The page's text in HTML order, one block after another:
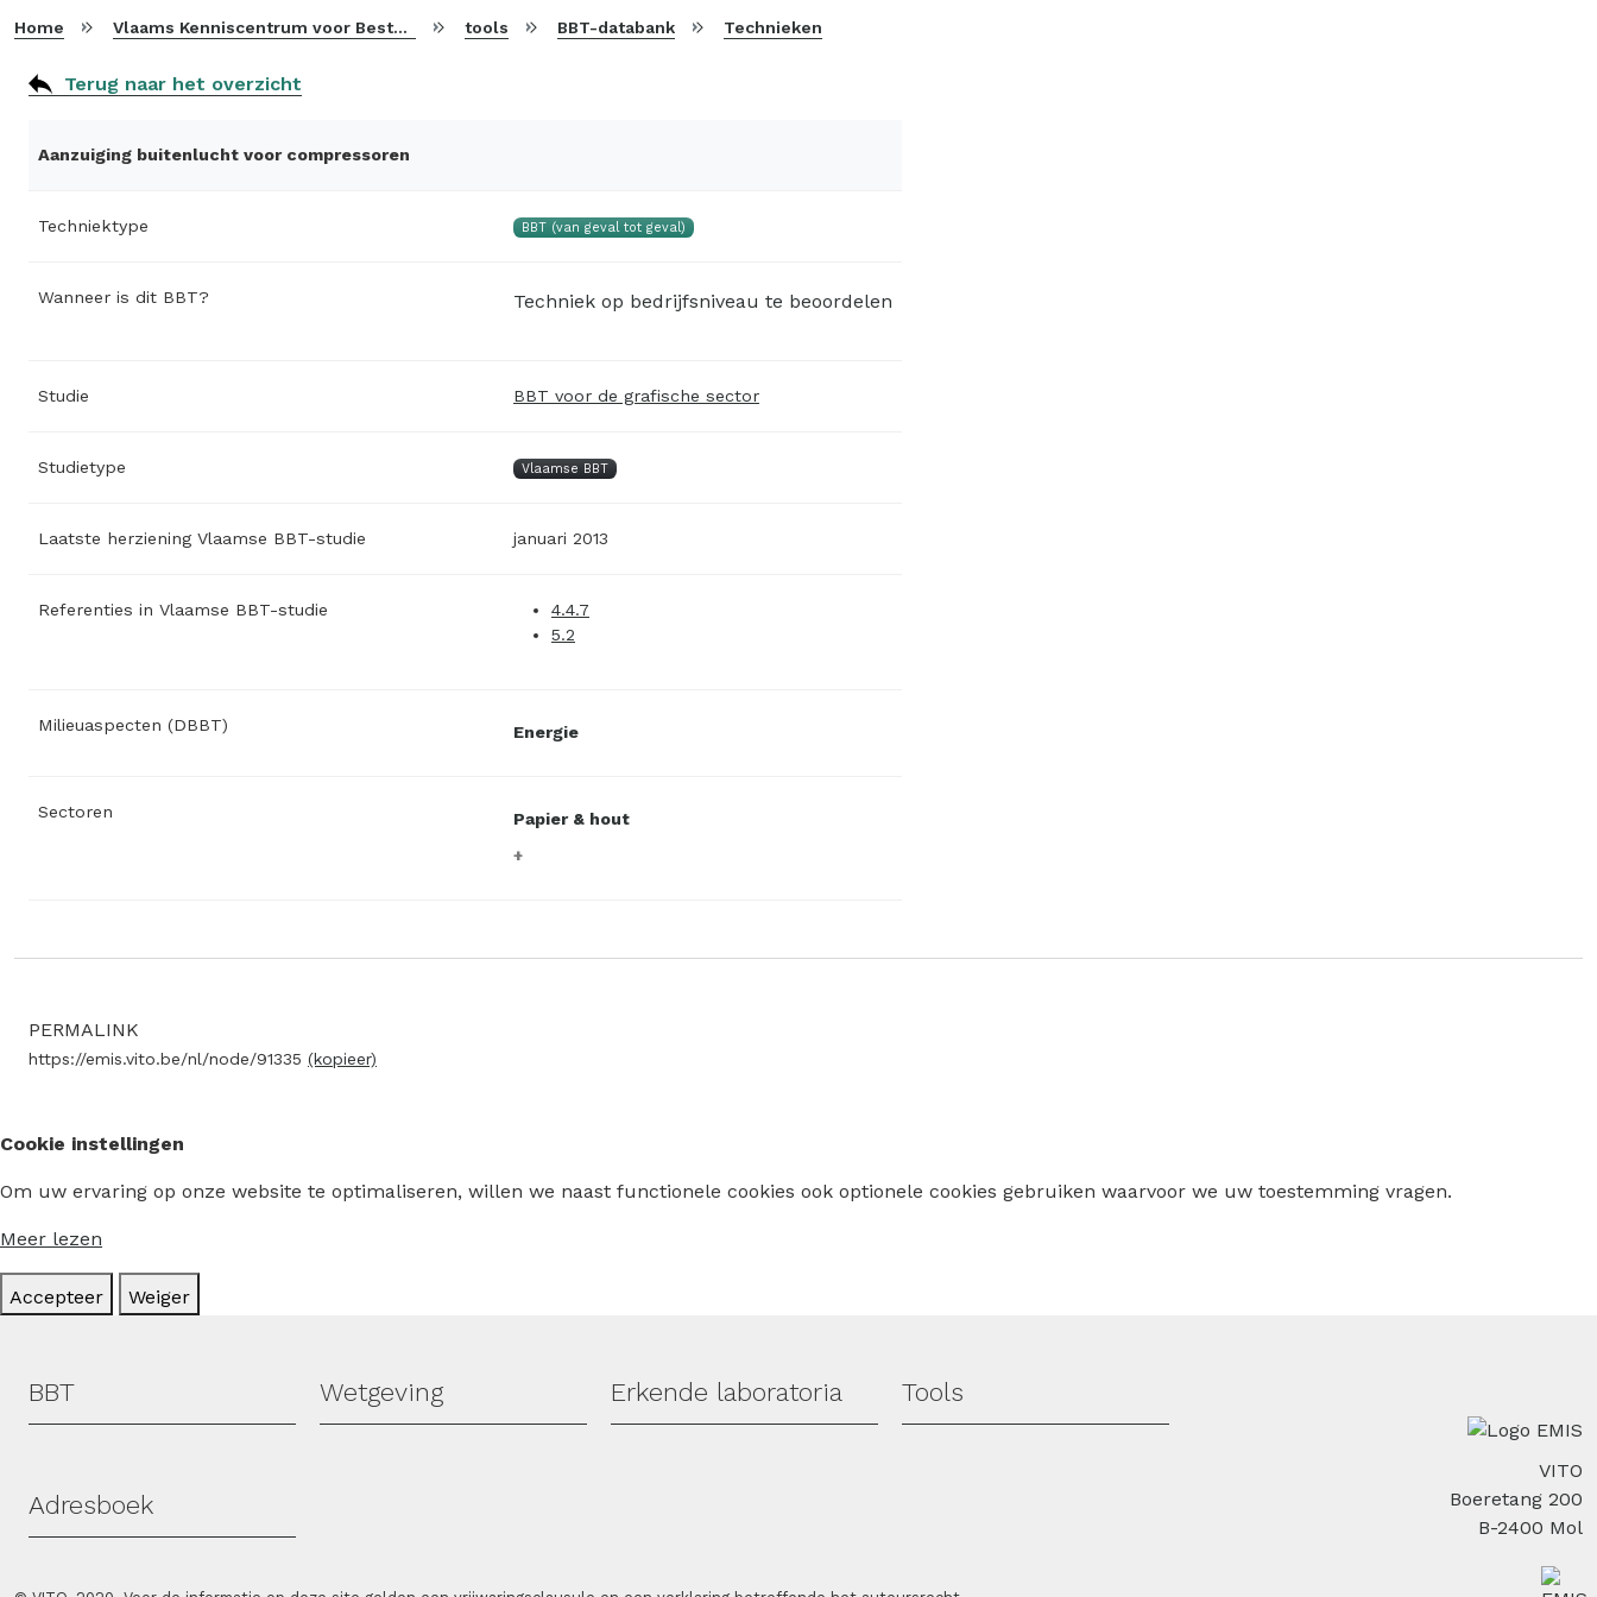
Home Vlaams Kenniscentrum voor Beste Beschikbare Technieken tools BBT-databank Technieken
Terug naar het overzicht
Aanzuiging buitenlucht voor compressoren
Techniektype BBT (van geval tot geval)
Wanneer is dit BBT? Techniek op bedrijfsniveau te beoordelen
Studie BBT voor de grafische sector
Studietype Vlaamse BBT
Laatste herziening Vlaamse BBT-studie januari 2013
Referenties in Vlaamse BBT-studie
4.4.7
5.2
Milieuaspecten (DBBT) Energie
Sectoren Papier & hout
PERMALINK
https://emis.vito.be/nl/node/91335 (kopieer)
Cookie instellingen
Om uw ervaring op onze website te optimaliseren, willen we naast functionele cookies ook optionele cookies gebruiken waarvoor we uw toestemming vragen.
Meer lezen
Accepteer Weiger
Hoofdmenu
BBT Wetgeving Erkende laboratoria Tools
Adresboek
VITO
Boeretang 200
B-2400 Mol